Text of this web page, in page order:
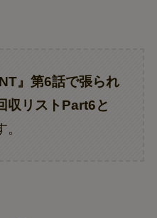
』第6話で張られ
収リストPart6と